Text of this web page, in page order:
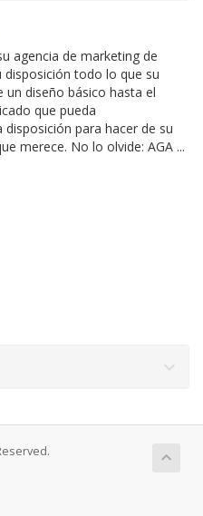
agencia de marketing de
disposición todo lo que su
un diseño básico hasta el
que pueda
para hacer de su
merece. No lo olvide: AGA ...